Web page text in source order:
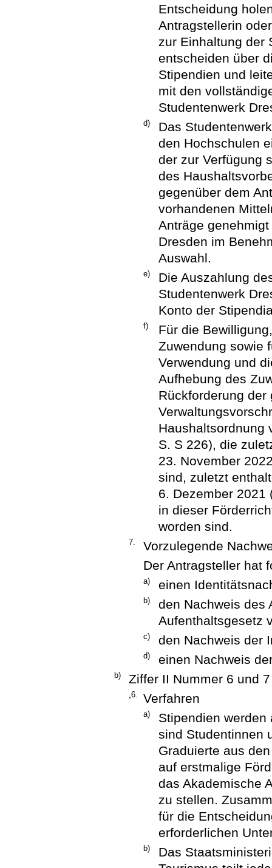
Entscheidung
Antragstellerin
zur Einhaltung der
entscheiden über
Stipendien und
mit den
Studentenwerk
d)
Das
den Hochschulen
der zur Verfügung
des
gegenüber dem
vorhandenen
Anträge
Dresden im
Auswahl.
e)
Die Auszahlung
Studentenwerk
Konto der
f)
Für die
Zuwendung sowie
Verwendung und
Aufhebung des
Rückforderung der
Haushaltsordnung
S. S 226), die
23. November
sind, zuletzt
6. Dezember 2021
in dieser
worden sind.
7.
Vorzulegende
Der Antragsteller hat
a) einen
b)
den Nachweis des
Aufenthaltsgesetz
c) den Nachweis der
d) einen Nachweis
b) Ziffer II Nummer 6 und
„6. Verfahren
a)
Stipendien werden
sind Studentinnen
Graduierte aus
auf erstmalige
das Akademische
zu stellen.
für die
erforderlichen
b)
Das